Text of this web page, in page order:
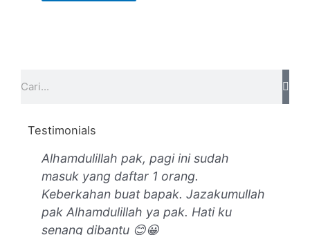
Testimonials
Alhamdulillah pak, pagi ini sudah
masuk yang daftar 1 orang.
Keberkahan buat bapak. Jazakumullah
pak Alhamdulillah ya pak. Hati ku
senang dibantu 😊😀